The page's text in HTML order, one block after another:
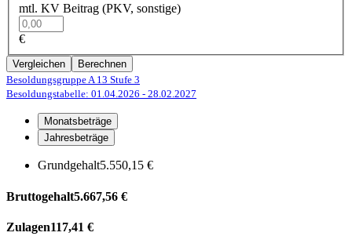
mtl. KV Beitrag (PKV, sonstige)
€
Vergleichen
Berechnen
Besoldungsgruppe A 13 Stufe 3
Besoldungstabelle: 01.04.2026 - 28.02.2027
Monatsbeträge
Jahresbeträge
Grundgehalt5.550,15 €
Bruttogehalt5.667,56 €
Zulagen117,41 €